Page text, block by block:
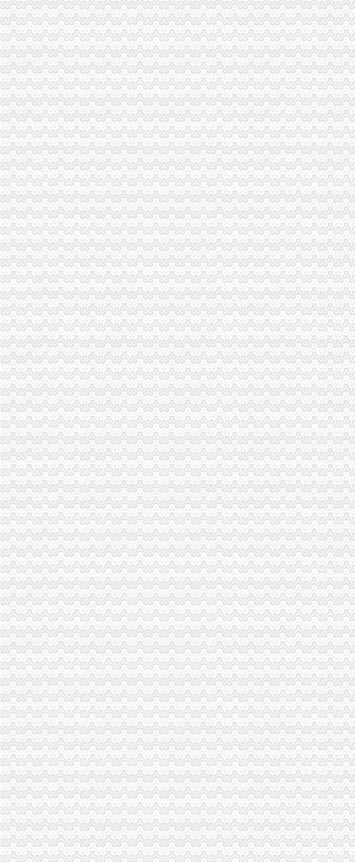
合肥经开区“重赏”揽才创办企业高励200万元-新华网安徽频道
区管委会办公室关于印发《九江经开区小镇建设工作方案》的通知
合肥经开区“重赏”揽才高层次人才办企业高200万
西安经发集团-经开区文明办充分肯定经发建设公司争创工作
工商注册没有办公地址南宁经开区办理,工商年报,企业换证-企汇网
经开区金融办-搜狐
经开区举办民营企业招聘会_国内_新民网
经开区：政办召开创建市级文明单位动员会_经开区_永州新闻网
温州浙南沿海先进装备产业集聚区（经开区、瓯飞）政办公室关于
请问经开区在哪里办准生证呢？_我户口在老家焦作,我老公户口在_